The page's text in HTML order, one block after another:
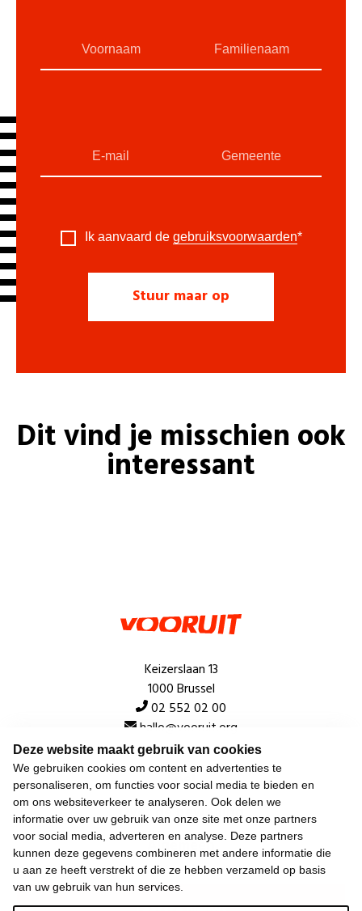
Deze website maakt gebruik van cookies
We gebruiken cookies om content en advertenties te
personaliseren, om functies voor social media te bieden en
om ons websiteverkeer te analyseren. Ook delen we
informatie over uw gebruik van onze site met onze partners
voor social media, adverteren en analyse. Deze partners
kunnen deze gegevens combineren met andere informatie die
u aan ze heeft verstrekt of die ze hebben verzameld op basis
van uw gebruik van hun services.
Ik aanvaard de gebruiksvoorwaarden*
Dit vind je misschien ook
interessant
Keizerslaan 13
1000 Brussel
02 552 02 00
hallo@vooruit.org
Snel
Over de beweging
Algemeen